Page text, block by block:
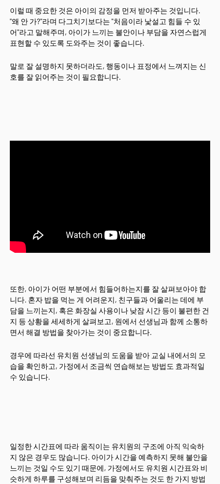
이럴 때 중요한 것은 아이의 감정을 먼저 받아주는 것입니다.
"왜 안 가?"라며 다그치기보다는 "처음이라 낯설고 힘들 수 있
어"라고 말해주며, 아이가 느끼는 불안이나 부담을 자연스럽게
표현할 수 있도록 도와주는 것이 좋습니다.
말로 잘 설명하지 못하더라도, 행동이나 표정에서 느껴지는 신
호를 잘 읽어주는 것이 필요합니다.
또한, 아이가 어떤 부분에서 힘들어하는지를 잘 살펴보아야 합
니다. 혼자 밥을 먹는 게 어려운지, 친구들과 어울리는 데에 부
담을 느끼는지, 혹은 화장실 사용이나 낮잠 시간 등이 불편한 건
지 등 상황을 세세하게 살펴보고, 원에서 선생님과 함께 소통하
면서 해결 방법을 찾아가는 것이 중요합니다.
경우에 따라선 유치원 선생님의 도움을 받아 교실 내에서의 모
습을 확인하고, 가정에서 조금씩 연습해보는 방법도 효과적일
수 있습니다.
일정한 시간표에 따라 움직이는 유치원의 구조에 아직 익숙하
지 않은 경우도 많습니다. 아이가 시간을 예측하지 못해 불안을
느끼는 것일 수도 있기 때문에, 가정에서도 유치원 시간표와 비
슷하게 하루를 구성해보며 리듬을 맞춰주는 것도 한 가지 방법